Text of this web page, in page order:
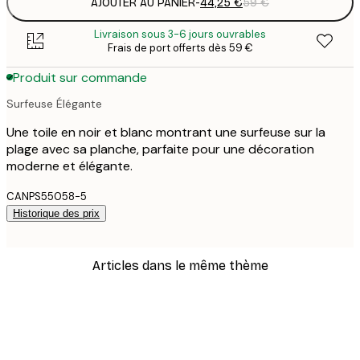
Livraison sous 3-6 jours ouvrables
Frais de port offerts dès 59 €
Produit sur commande
Surfeuse Élégante
Une toile en noir et blanc montrant une surfeuse sur la
plage avec sa planche, parfaite pour une décoration
moderne et élégante.
CANPS55058-5
Historique des prix
Articles dans le même thème